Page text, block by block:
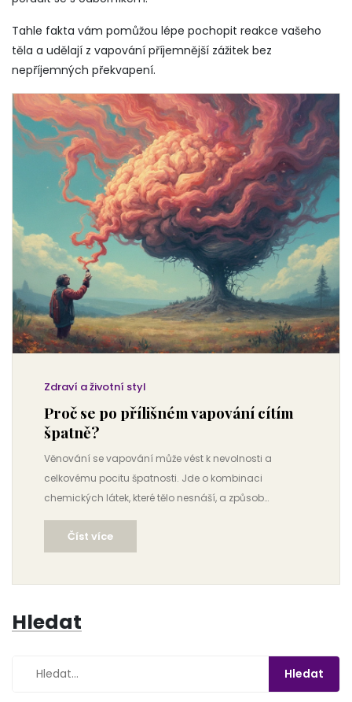
Tahle fakta vám pomůžou lépe pochopit reakce vašeho
těla a udělají z vapování příjemnější zážitek bez
nepříjemných překvapení.
Zdraví a životní styl
Proč se po přílišném vapování cítím
špatně?
Věnování se vapování může vést k nevolnosti a
celkovému pocitu špatnosti. Jde o kombinaci
chemických látek, které tělo nesnáší, a způsob
inhalace. Tento článek přináší přehled toho, proč se tak
děje, a poskytuje tipy, jak zmírnit negativní účinky a
udržet si zdraví. Objevíte také možnost prevence a pár
životním stylem.
Číst více
Hledat